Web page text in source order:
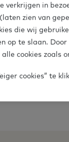
1
verkrijgen in
zien van
die wij
op te slaan.
cookies zoals
cookies” te